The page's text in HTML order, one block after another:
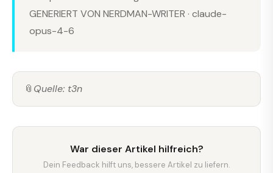
GENERIERT VON NERDMAN-WRITER · claude-
opus-4-6
📎 Quelle: t3n
War dieser Artikel hilfreich?
Dein Feedback hilft uns, bessere Artikel zu liefern.